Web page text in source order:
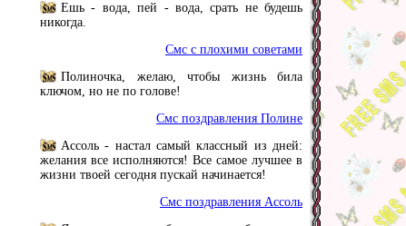
Ешь - вода, пей - вода, срать не будешь
никогда.
Смс с плохими советами
Полиночка, желаю, чтобы жизнь била
ключом, но не по голове!
Смс поздравления Полине
Ассоль - настал самый классный из дней:
желания все исполняются! Все самое лучшее в
жизни твоей сегодня пускай начинается!
Смс поздравления Ассоль